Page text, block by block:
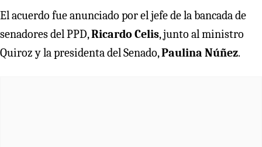
El acuerdo fue anunciado por el jefe de la bancada de
senadores del PPD,Ricardo Celis, junto al ministro
Quiroz y la presidenta del Senado,Paulina Núñez.